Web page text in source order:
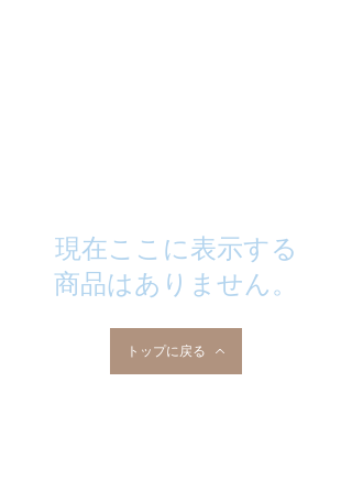
現在ここに表示する
商品はありません。
トップに戻る